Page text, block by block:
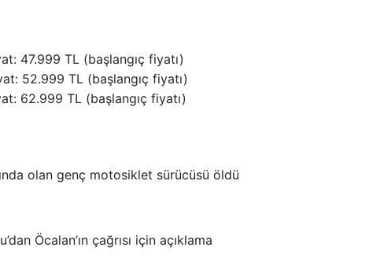
47.999 TL (başlangıç ​​fiyatı)
52.999 TL (başlangıç ​​fiyatı)
62.999 TL (başlangıç ​​fiyatı)
olan genç motosiklet sürücüsü öldü
Öcalan’ın çağrısı için açıklama